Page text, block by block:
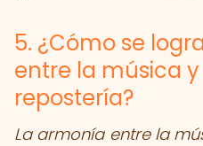
5. ¿Cómo se
entre la música
repostería?
La armonía entre la